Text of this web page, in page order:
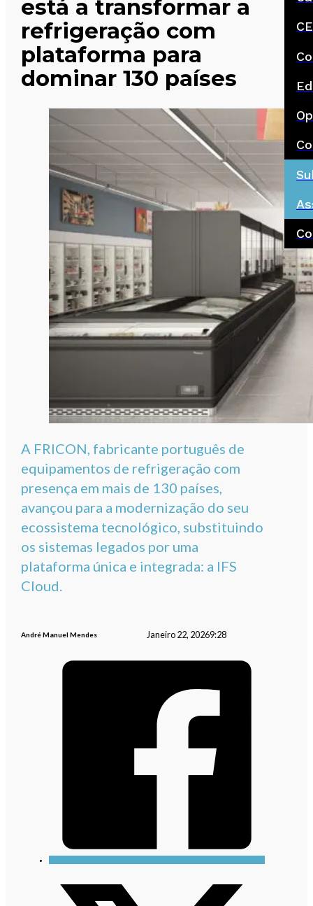
está a transformar a
refrigeração com
plataforma para
dominar 130 países
A FRICON, fabricante português de
equipamentos de refrigeração com
presença em mais de 130 países,
avançou para a modernização do seu
ecossistema tecnológico, substituindo
os sistemas legados por uma
plataforma única e integrada: a IFS
Cloud.
André Manuel Mendes Janeiro 22, 20269:28